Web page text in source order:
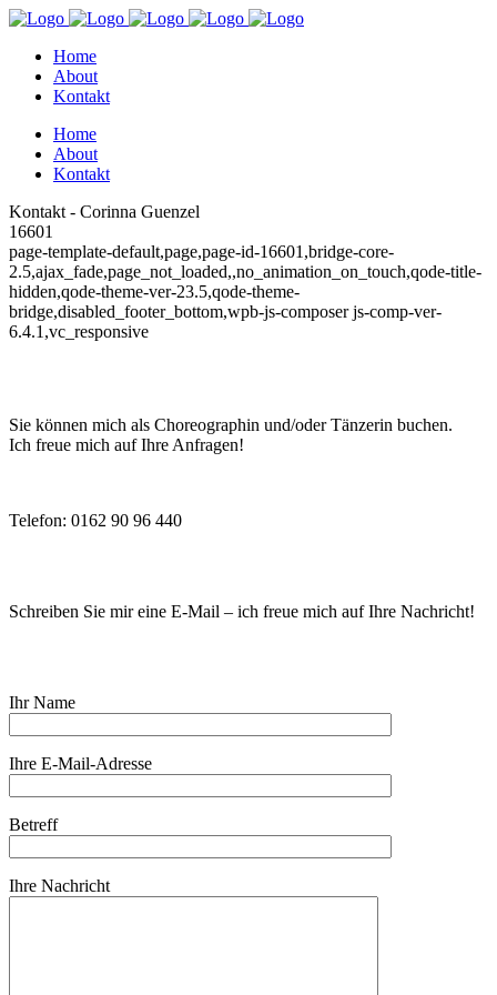
Home
About
Kontakt
Home
About
Kontakt
Kontakt - Corinna Guenzel
16601
page-template-default,page,page-id-16601,bridge-core-
2.5,ajax_fade,page_not_loaded,,no_animation_on_touch,qode-title-
hidden,qode-theme-ver-23.5,qode-theme-
bridge,disabled_footer_bottom,wpb-js-composer js-comp-ver-
6.4.1,vc_responsive
Sie können mich als Choreographin und/oder Tänzerin buchen.
Ich freue mich auf Ihre Anfragen!
Telefon: 0162 90 96 440
Schreiben Sie mir eine E-Mail – ich freue mich auf Ihre Nachricht!
Ihr Name
Ihre E-Mail-Adresse
Betreff
Ihre Nachricht